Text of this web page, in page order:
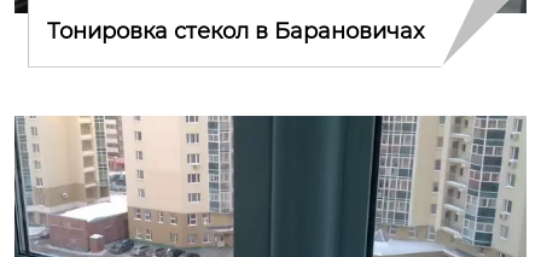
Тонировка стекол в Барановичах